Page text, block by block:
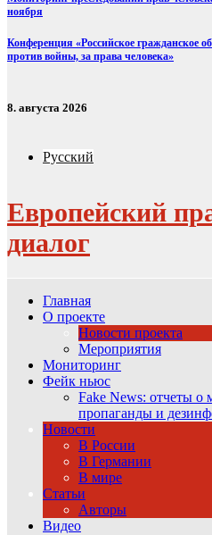
ноября
Конференция «Российское гражданское
против войны, за права человека»
8. августа 2026
Русский
Европейский
диалог
Главная
О проекте
Новости проекта
Мероприятия
Мониторинг
Фейк ньюс
Fake News: отчеты о
пропаганды и
Новости
В России
В Германии
В мире
Статьи
Авторы
Видео